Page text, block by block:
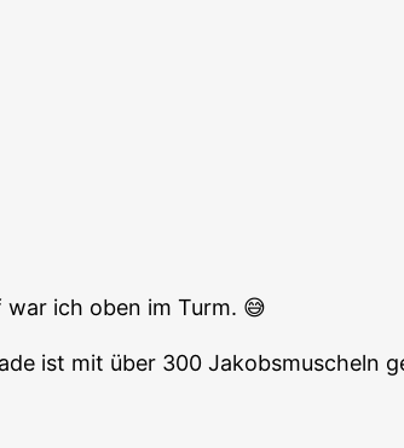
ich oben im Turm. 😅
ist mit über 300 Jakobsmuscheln